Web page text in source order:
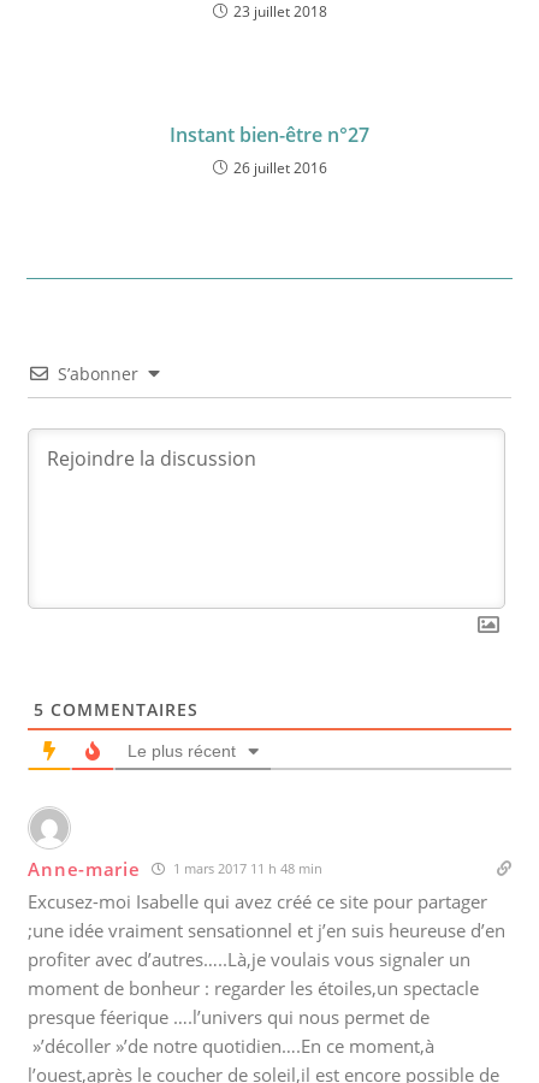
23 juillet 2018
Instant bien-être n°27
26 juillet 2016
S’abonner
5 COMMENTAIRES
Le plus récent
Anne-marie 1 mars 2017 11 h 48 min
Excusez-moi Isabelle qui avez créé ce site pour partager
;une idée vraiment sensationnel et j’en suis heureuse d’en
profiter avec d’autres…..Là,je voulais vous signaler un
moment de bonheur : regarder les étoiles,un spectacle
presque féerique ….l’univers qui nous permet de
»’décoller »’de notre quotidien….En ce moment,à
l’ouest,après le coucher de soleil,il est encore possible de